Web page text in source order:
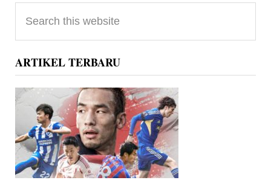
Primary
Sidebar
this
website
ARTIKEL TERBARU